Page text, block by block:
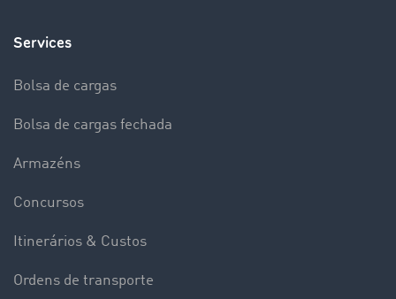
Services
Bolsa de cargas
Bolsa de cargas fechada
Armazéns
Concursos
Itinerários & Custos
Ordens de transporte